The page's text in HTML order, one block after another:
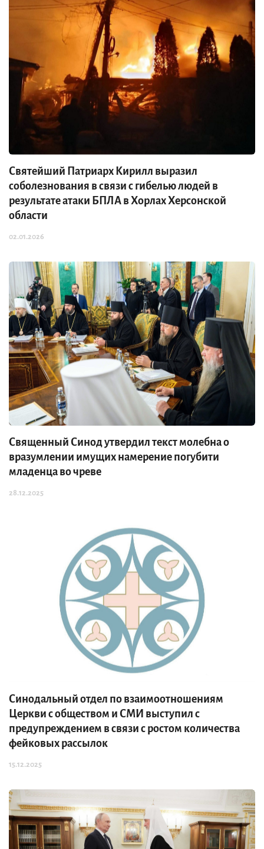
Святейший Патриарх Кирилл выразил
соболезнования в связи с гибелью людей в
результате атаки БПЛА в Хорлах Херсонской
области
02.01.2026
Священный Синод утвердил текст молебна о
вразумлении имущих намерение погубити
младенца во чреве
28.12.2025
Синодальный отдел по взаимоотношениям
Церкви с обществом и СМИ выступил с
предупреждением в связи с ростом количества
фейковых рассылок
15.12.2025